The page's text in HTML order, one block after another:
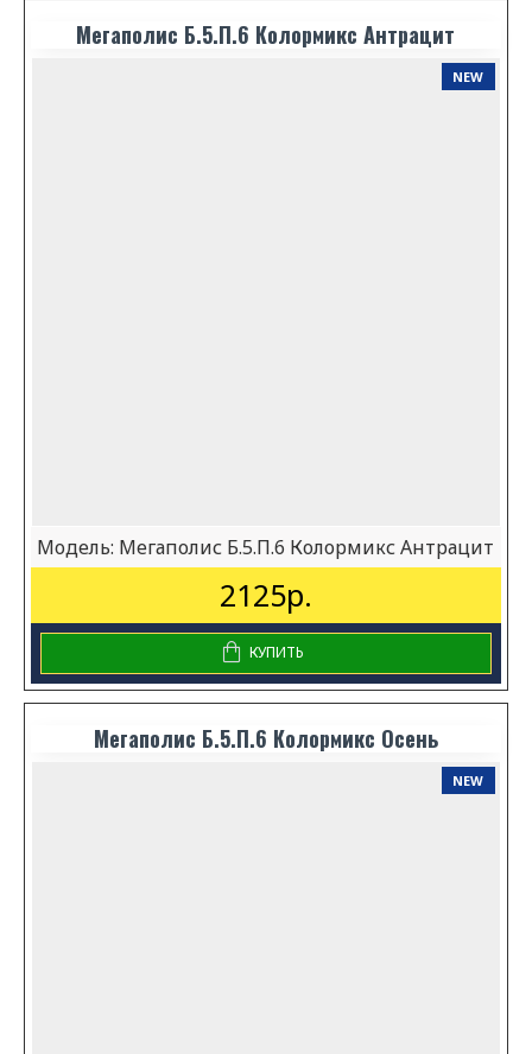
Мегаполис Б.5.П.6 Колормикс Антрацит
NEW
Модель: Мегаполис Б.5.П.6 Колормикс Антрацит
2125р.
КУПИТЬ
Мегаполис Б.5.П.6 Колормикс Осень
NEW